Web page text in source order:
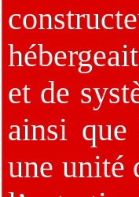
et de
ainsi
une unité